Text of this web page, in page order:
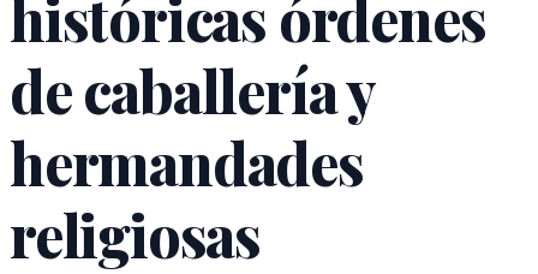
históricas órdenes
de caballería y
hermandades
religiosas